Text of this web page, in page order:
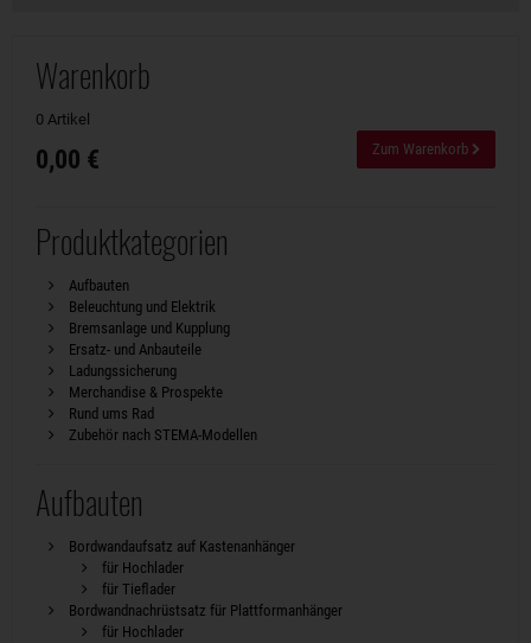
Warenkorb
0 Artikel
0,00 € Zum Warenkorb
Produktkategorien
Aufbauten
Beleuchtung und Elektrik
Bremsanlage und Kupplung
Ersatz- und Anbauteile
Ladungssicherung
Merchandise & Prospekte
Rund ums Rad
Zubehör nach STEMA-Modellen
Aufbauten
Bordwandaufsatz auf Kastenanhänger
für Hochlader
für Tieflader
Bordwandnachrüstsatz für Plattformanhänger
für Hochlader